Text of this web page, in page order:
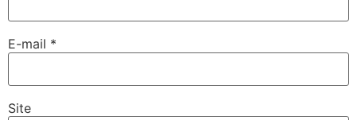
E-mail *
Site